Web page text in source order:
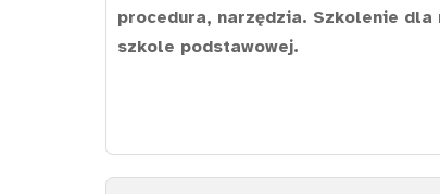
procedura, narzędzia. Szkolenie
szkole podstawowej.